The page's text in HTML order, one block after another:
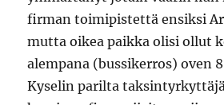
firman toimipistettä ensiksi
mutta oikea paikka olisi ollut
alempana (bussikerros) oven
Kyselin parilta